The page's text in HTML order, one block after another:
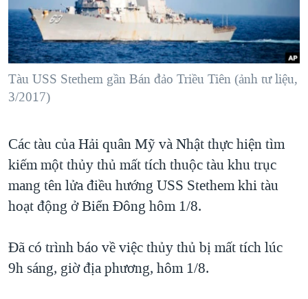
"Tìm"NGƯỜI VIỆT HẢI NGOẠI
ĐỜI SỐNG
KINH TẾ
VĂN HOÁ
THỂ THAO
GIÁO DỤC
HÀNH TRÌNH BẦU CỬ 2024
MỘT NĂM CHIẾN TRANH TẠI DẢI GAZA
GIẢI MÃ VÀNH ĐAI & CON ĐƯỜNG
NGÀY TỊ NẠN THẾ GIỚI
GROUND ZERO – XƯA VÀ NAY
CHI PHÍ CHIẾN TRANH AFGHANISTAN
CÁC GIÁ TRỊ CỘNG HÒA Ở VIỆT NAM
TRỊNH VĨNH BÌNH VS. CHÍNH PHỦ VIỆT NAM
NGƯ DÂN VIỆT VÀ LÀN SÓNG TRỘM HẢI SÂM
VIDEO
NGHE
MẠNG XÃ HỘI
Ngôn ngữ khác
Tàu USS Stethem gần Bán đảo Triều Tiên (ảnh tư liệu,
3/2017)
Các tàu của Hải quân Mỹ và Nhật thực hiện tìm
kiếm một thủy thủ mất tích thuộc tàu khu trục
mang tên lửa điều hướng USS Stethem khi tàu
hoạt động ở Biển Đông hôm 1/8.
Đã có trình báo về việc thủy thủ bị mất tích lúc
9h sáng, giờ địa phương, hôm 1/8.